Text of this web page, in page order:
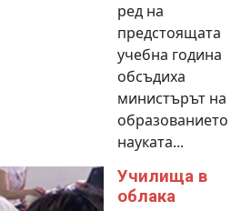
ред на
предстоящата
учебна година
обсъдиха
министърът на
науката...
Училища в
облака